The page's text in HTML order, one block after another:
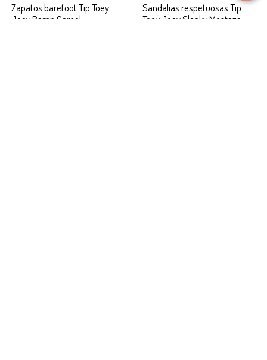
Zapatos barefoot Tip Toey
Joey Ramp Camel
Sandalias respetuosas Tip
Toey Joey Sleeky Mostaza